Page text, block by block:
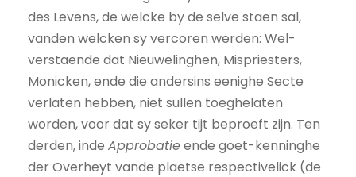
des Levens, de welcke by de selve staen sal,
vanden welcken sy vercoren werden: Wel-
verstaende dat Nieuwelinghen, Mispriesters,
Monicken, ende die andersins eenighe Secte
verlaten hebben, niet sullen toeghelaten
worden, voor dat sy seker tijt beproeft zijn. Ten
derden, inde Approbatieende goet-kenninghe
der Overheyt vande plaetse respectivelick (de